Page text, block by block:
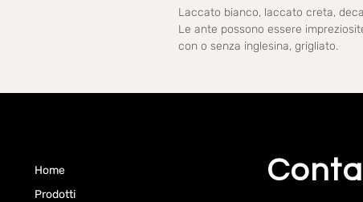
Laccato bianco, laccato creta,
Le ante possono essere
con o senza inglesina, grigliato.
Home
Prodotti